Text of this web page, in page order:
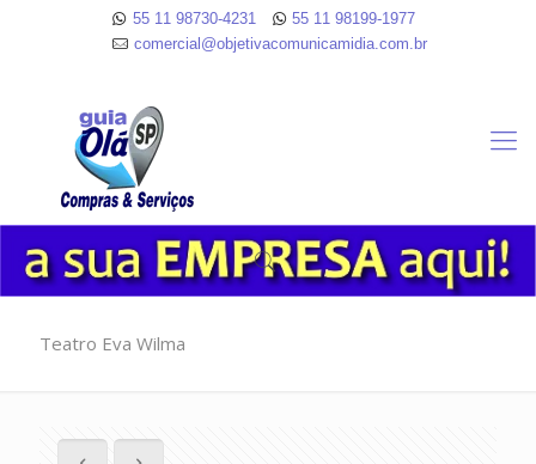
55 11 98730-4231
55 11 98199-1977
comercial@objetivacomunicamidia.com.br
Teatro Eva Wilma